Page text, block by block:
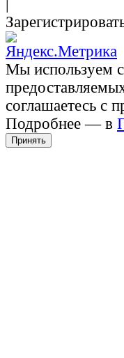
|
Мы используем
соглашаетесь с
Подробнее — в
Принять